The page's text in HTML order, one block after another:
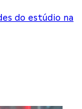
do estúdio na